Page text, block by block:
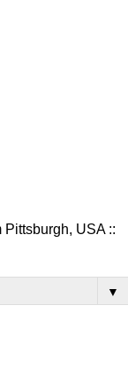
USA ::
▼